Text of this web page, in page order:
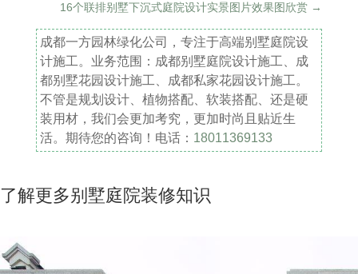
16个联排别墅下沉式庭院设计实景图片效果图欣赏 →
成都一方园林绿化公司，专注于高端别墅庭院设
计施工。业务范围：成都别墅庭院设计施工、成
都别墅花园设计施工、成都私家花园设计施工。
不管是规划设计、植物搭配、软装搭配、还是硬
装用材，我们会更加考究，更加时尚且贴近生
活。期待您的咨询！电话： 18011369133
了解更多别墅庭院装修知识